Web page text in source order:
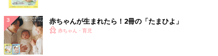
赤ちゃんが生まれたら！2冊の「たまひよ」
赤ちゃん・育児